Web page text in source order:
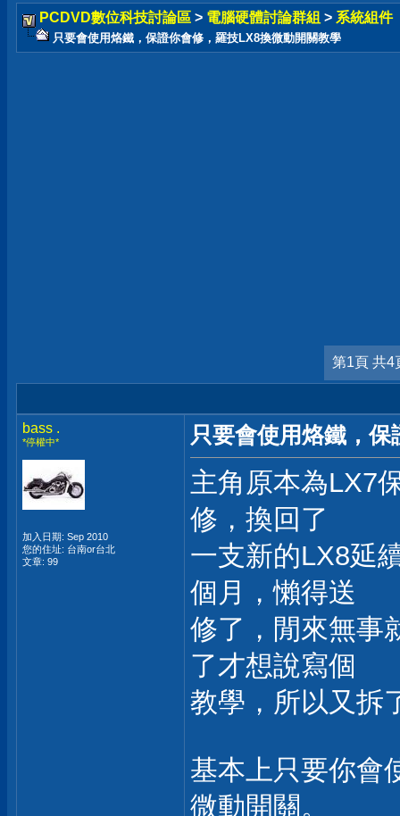
PCDVD數位科技討論區 > 電腦硬體討論群組 > 系統組件
只要會使用烙鐵，保證你會修，羅技LX8換微動開關教學
第1頁 共4
bass .
*停權中*
加入日期: Sep 2010
您的住址: 台南or台北
文章: 99
只要會使用烙鐵，
主角原本為LX7
修，換回了
一支新的LX8延
個月，懶得送
修了，閒來無事
了才想說寫個
教學，所以又拆
基本上只要你會
微動開關。